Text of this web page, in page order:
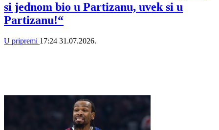
si jednom bio u Partizanu, uvek si u
Partizanu!“
U pripremi 17:24 31.07.2026.